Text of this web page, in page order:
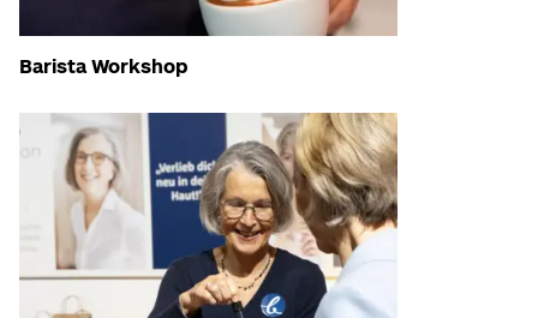
Barista Workshop